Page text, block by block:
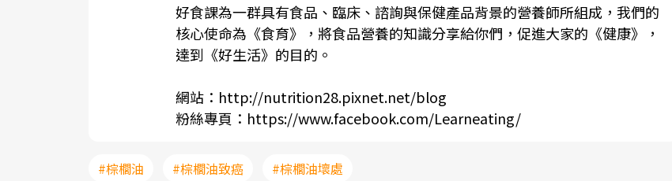
好食課為一群具有食品、臨床、諮詢與保健產品背景的營養師所組成，我們的
核心使命為《食育》，將食品營養的知識分享給你們，促進大家的《健康》，
達到《好生活》的目的。
網站： http://nutrition28.pixnet.net/blog
粉絲專頁： https://www.facebook.com/Learneating/
#棕櫚油 #棕櫚油致癌 #棕櫚油壞處